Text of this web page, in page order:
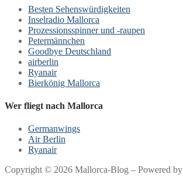
Besten Sehenswürdigkeiten
Inselradio Mallorca
Prozessionsspinner und -raupen
Petermännchen
Goodbye Deutschland
airberlin
Ryanair
Bierkönig Mallorca
Wer fliegt nach Mallorca
Germanwings
Air Berlin
Ryanair
Copyright © 2026 Mallorca-Blog – Powered by